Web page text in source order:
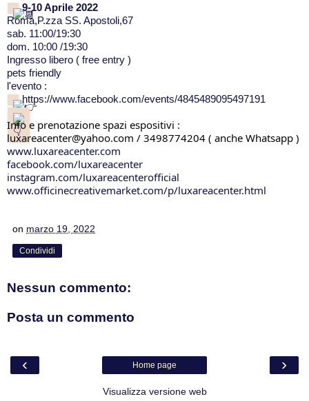
9-10 Aprile 2022
Roma,P.zza SS. Apostoli,67
sab. 11:00/19:30
dom. 10:00 /19:30
Ingresso libero ( free entry )
pets friendly
l'evento :
https://www.facebook.com/events/4845489095497191
Info e prenotazione spazi espositivi :
luxareacenter@yahoo.com / 3498774204 ( anche Whatsapp )
www.luxareacenter.com
facebook.com/luxareacenter
instagram.com/luxareacenterofficial
www.officinecreativemarket.com/p/luxareacenter.html
on marzo 19, 2022
Condividi
Nessun commento:
Posta un commento
‹ ›
Home page
Visualizza versione web